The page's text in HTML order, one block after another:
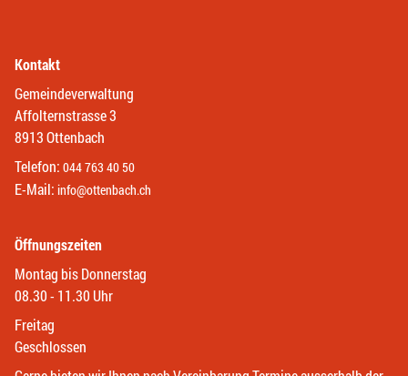
Kontakt
Gemeindeverwaltung
Affolternstrasse 3
8913 Ottenbach
Telefon: 044 763 40 50
E-Mail: info@ottenbach.ch
Öffnungszeiten
Montag bis Donnerstag
08.30 - 11.30 Uhr
Freitag
Geschlossen